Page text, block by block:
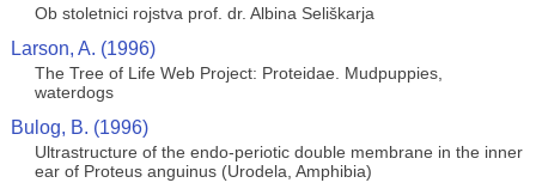
Ob stoletnici rojstva prof. dr. Albina Seliškarja
Larson, A. (1996)
The Tree of Life Web Project: Proteidae. Mudpuppies,
waterdogs
Bulog, B. (1996)
Ultrastructure of the endo-periotic double membrane in the inner
ear of Proteus anguinus (Urodela, Amphibia)